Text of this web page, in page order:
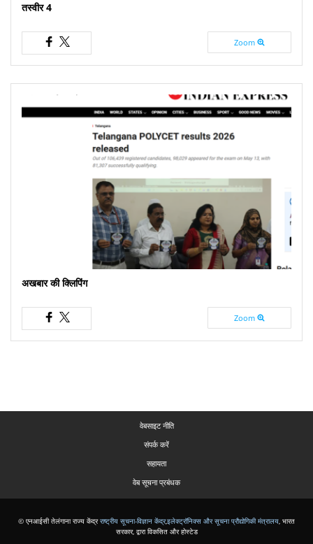
तस्वीर 4
Zoom
अखबार की क्लिपिंग
Zoom
वेबसाइट नीति
संपर्क करें
सहायता
वेब सूचना प्रबंधक
© एनआईसी तेलंगाना राज्य केंद्रराष्ट्रीय सूचना-विज्ञान केंद्र,इलेक्ट्रॉनिक्स और सूचना प्रौद्योगिकी मंत्रालय, भारत
सरकार, द्वारा विकसित और होस्टेड